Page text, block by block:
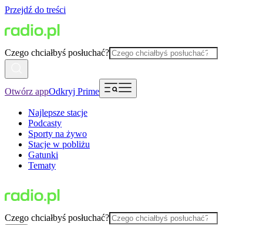
Przejdź do treści
Czego chciałbyś posłuchać?
Otwórz appOdkryj Prime
Najlepsze stacje
Podcasty
Sporty na żywo
Stacje w pobliżu
Gatunki
Tematy
Czego chciałbyś posłuchać?